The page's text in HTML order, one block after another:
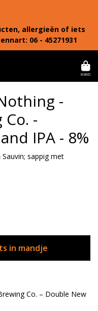
allergieën of iets
06 - 45271931
MAND
Co. – Double New
-
-
IPA - 8%
sappig met
in mandje